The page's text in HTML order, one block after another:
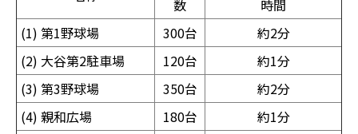
数
時間
(1) 第1野球場
300台
約2分
(2) 大谷第2駐車場
120台
約1分
(3) 第3野球場
350台
約2分
(4) 親和広場
180台
約1分